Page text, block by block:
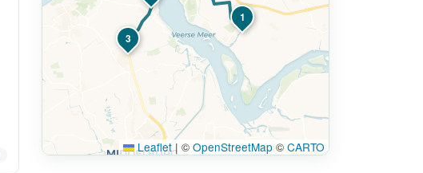
1
3
Leaflet | © OpenStreetMap © CARTO